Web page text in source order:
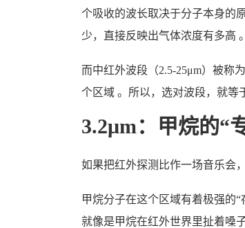
个吸收的波长取决于分子本身的
少，直接反映出气体浓度有多高
而中红外波段（2.5-25μm）被称为
个区域 。所以，选对波段，就等
3.2μm：甲烷的“
如果把红外探测比作一场音乐会
甲烷分子在这个区域有着极强的
就像是甲烷在红外世界里扯着嗓